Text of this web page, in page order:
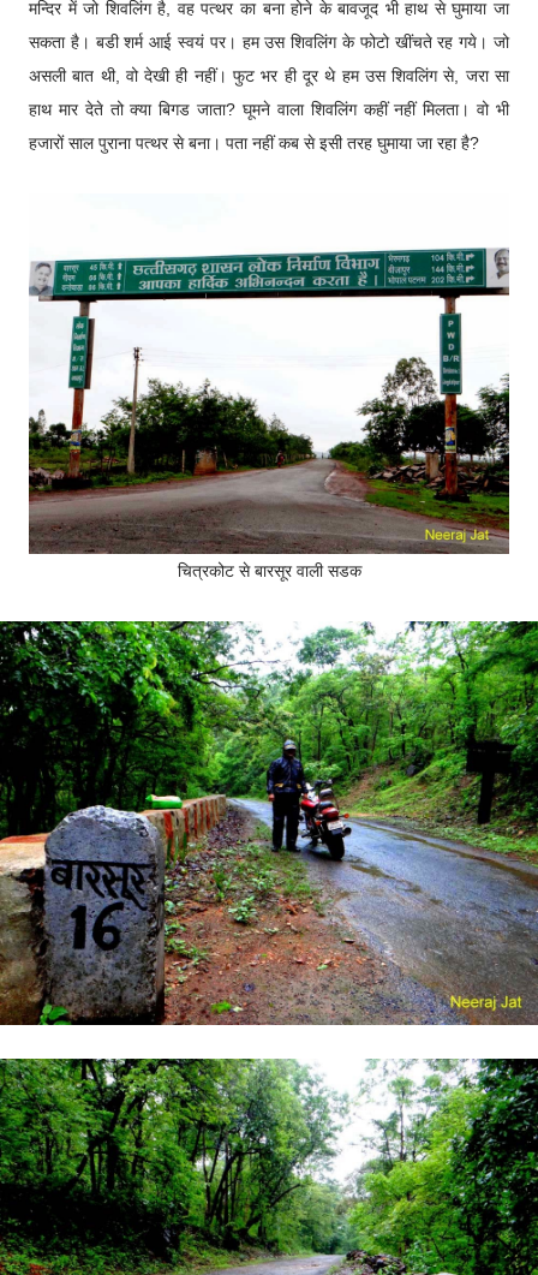
मन्दिर में जो शिवलिंग है, वह पत्थर का बना होने के बावजूद भी हाथ से घुमाया जा
सकता है। बडी शर्म आई स्वयं पर। हम उस शिवलिंग के फोटो खींचते रह गये। जो
असली बात थी, वो देखी ही नहीं। फुट भर ही दूर थे हम उस शिवलिंग से, जरा सा
हाथ मार देते तो क्या बिगड जाता? घूमने वाला शिवलिंग कहीं नहीं मिलता। वो भी
हजारों साल पुराना पत्थर से बना। पता नहीं कब से इसी तरह घुमाया जा रहा है?
चित्रकोट से बारसूर वाली सडक